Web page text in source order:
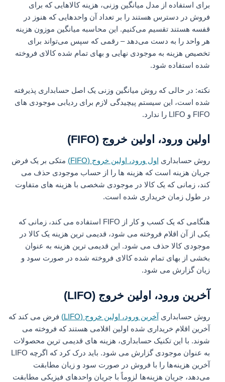
برای استفاده از مدل میانگین وزنی، هزینه کالاهایی که برای
فروش در دسترس هستند را بر تعداد آن واحدهایی که هنوز در
قفسه هستند تقسیم می‌کنیم. این محاسبه میانگین موزون هزینه
هر واحد را به دست می‌دهد – رقمی که سپس می‌تواند برای
تخصیص هزینه به موجودی نهایی و بهای تمام شده کالای فروخته
شده استفاده شود.
نکته: در حالی که روش میانگین وزنی یک اصل حسابداری پذیرفته
شده است، این سیستم پیچیدگی لازم برای ردیابی موجودی های
FIFO و LIFO را ندارد.
اولین ورود، اولین خروج (FIFO)
روش حسابداریاول ورود، اولین خروج (FIFO)
متکی بر یک فرض
جریان هزینه است که هزینه ها را از حساب موجودی حذف می
کند، زمانی که یک کالا در موجودی شخصی با هزینه های متفاوت
در طول زمان خریداری شده است.
هنگامی که یک کسب و کار از FIFO استفاده می کند، زمانی که
یکی از آن اقلام فروخته می شود، قدیمی ترین هزینه یک کالا در
موجودی کالا حذف می شود. این قدیمی ترین هزینه به عنوان
بخشی از بهای تمام شده کالای فروخته شده در صورت سود و
زیان گزارش می شود.
آخرین ورود، اولین خروج (LIFO)
روش حسابداریآخرین ورود، اولین خروج (LIFO)
فرض می کند که
آخرین اقلام خریداری شده اولین اقلامی هستند که فروخته می
شوند. با این تکنیک حسابداری، هزینه های قدیمی ترین محصولات
به عنوان موجودی گزارش می شود. باید درک کرد که اگرچه LIFO
آخرین هزینه‌ها را با فروش در صورت سود و زیان مطابقت
می‌دهد، جریان هزینه‌ها لزوماً با جریان واحدهای فیزیکی مطابقت